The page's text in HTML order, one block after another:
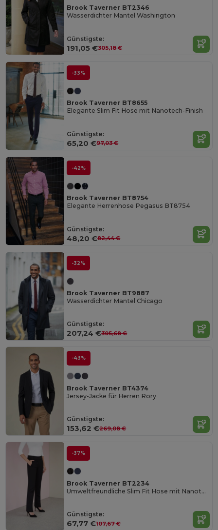
Brook Taverner BT2346
Wasserdichter Mantel Washington
Günstigste:
191,05 €305,18 €
-33%
Brook Taverner BT8655
Elegante Slim Fit Hose mit Nanotech-Finish
Günstigste:
65,20 €97,03 €
-42%
Brook Taverner BT8754
Elegante Herrenhose Pegasus BT8754
Günstigste:
48,20 €82,44 €
-32%
Brook Taverner BT9887
Wasserdichter Mantel Chicago
Günstigste:
207,24 €305,68 €
-43%
Brook Taverner BT4374
Jersey-Jacke für Herren Rory
Günstigste:
153,62 €269,08 €
-37%
Brook Taverner BT2234
Umweltfreundliche Slim Fit Hose mit Nanotech
Günstigste:
67,77 €107,67 €